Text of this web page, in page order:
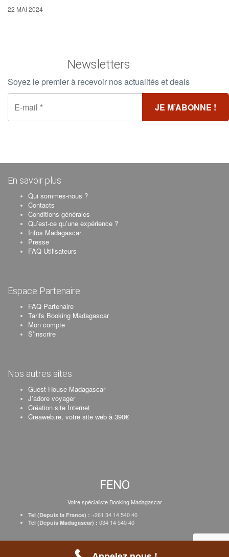
22 MAI 2024
Newsletters
Soyez le premier à recevoir nos actualités et deals
En savoir plus
Qui sommes-nous ?
Contacts
Conditions générales
Qu’est-ce qu’une expérience ?
Infos Madagascar
Presse
FAQ Utilisateurs
Espace Partenaire
FAQ Partenaire
Tarifs Booking Madagascar
Mon compte
S’inscrire
Nos autres sites
Guest House Madagascar
J’adore voyager
Création site Internet
Creaweb.re, votre site web à 390€
FENO
Votre spécialiste Booking Madagascar
Tel (Depuis la France) : +261 34 14 540 40
Tel (Depuis Madagascar) : 034 14 540 40
Inscrire votre établissement